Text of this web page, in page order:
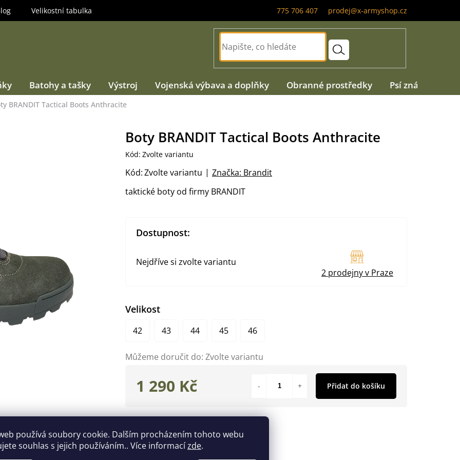
používá soubory cookie. Dalším procházením tohoto webu
souhlas s jejich používáním.. Více informacízde.
775 706 407 prodej@x-armyshop.cz
Velikostní tabulka
Batohy a tašky Výstroj Vojenská výbava a doplňky Obranné prostředky Psí známky
BRANDIT Tactical Boots Anthracite
Velikost
42 43 44 45 46
Můžeme doručit do: Zvolte variantu
taktické boty od firmy BRANDIT
Zeptat se Hlídat
Doplňkové parametry
Boty BRANDIT Tactical Boots Anthracite
Kód: Zvolte variantu
Značka: Brandit
Kód:Zvolte variantu
1 290 Kč
cena:
Přidat do košíku
Dostupnost:
Nejdříve si zvolte variantu
2 prodejny v Praze